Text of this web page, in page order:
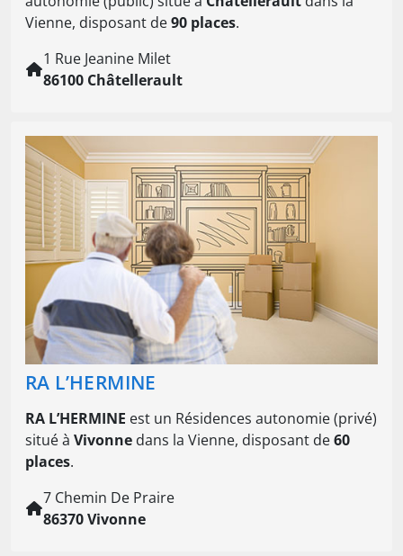
Vienne, disposant de90 places.
1 Rue Jeanine Milet
86100 Châtellerault
RA L’HERMINE
RA L’HERMINE est un Résidences autonomie (privé)
situé à Vivonne dans la Vienne, disposant de60
places.
7 Chemin De Praire
86370 Vivonne